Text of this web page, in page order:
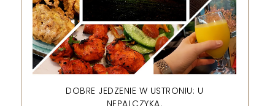
DOBRE JEDZENIE W USTRONIU: U